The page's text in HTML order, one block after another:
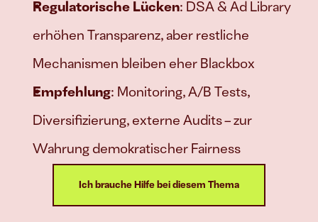
Regulatorische Lücken: DSA & Ad Library
erhöhen Transparenz, aber restliche
Mechanismen bleiben eher Blackbox
Empfehlung: Monitoring, A/B Tests,
Diversifizierung, externe Audits – zur
Wahrung demokratischer Fairness
Ich brauche Hilfe bei diesem Thema